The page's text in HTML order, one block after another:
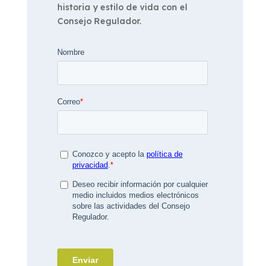
historia y estilo de vida con el
Consejo Regulador.